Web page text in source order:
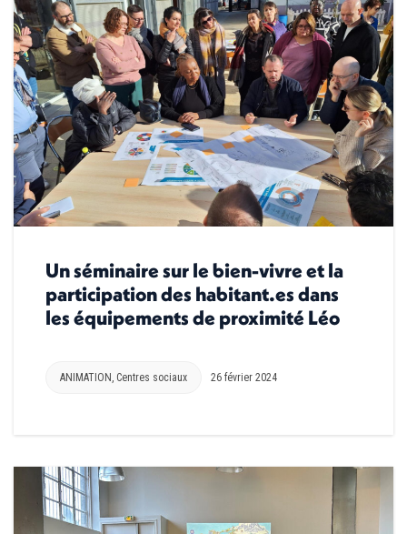
Un séminaire sur le bien-vivre et la
participation des habitant.es dans
les équipements de proximité Léo
ANIMATION , Centres sociaux 26 février 2024